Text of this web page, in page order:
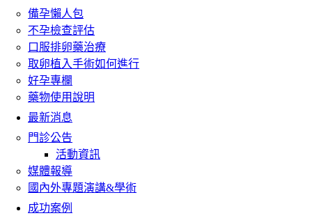
備孕懶人包
不孕檢查評估
口服排卵藥治療
取卵植入手術如何進行
好孕專欄
藥物使用說明
最新消息
門診公告
活動資訊
媒體報導
國內外專題演講&學術
成功案例